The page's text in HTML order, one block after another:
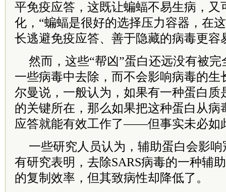
平免疫应答，这既让蝙蝠不易生病，又
化，“蝙蝠是很好的选择压力容器，在
长逃避免疫应答、善于隐藏的病毒更容
然而，这些“帮凶”蛋白还远没有被
一些病毒中去除，而不会影响病毒的生
尔曼说，一般认为，如果有一种蛋白质
的关键所在，那么如果把这种蛋白从病
应答就能有效工作了——但事实未必如
一些研究人员认为，辅助蛋白会影
有研究表明，去除SARS病毒的一种辅
的复制效率，但其致病性却降低了。